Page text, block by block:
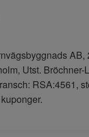
AB,
Utst. Bröchner-
RSA:4561,